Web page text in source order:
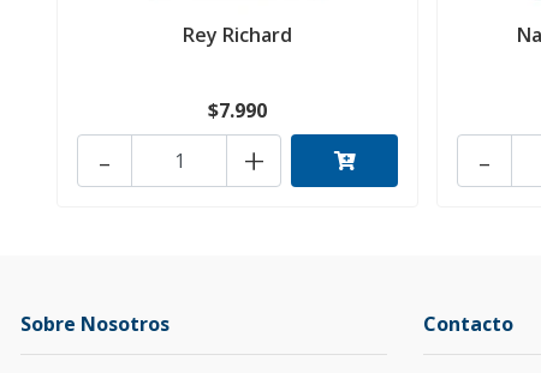
Rey Richard
$7.990
+
- -
Sobre Nosotros Contacto